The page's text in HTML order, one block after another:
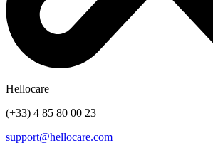
Hellocare
(+33) 4 85 80 00 23
support@hellocare.com